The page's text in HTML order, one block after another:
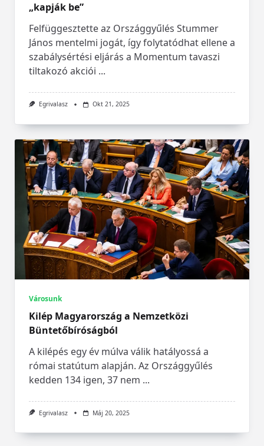
„kapják be”
Felfüggesztette az Országgyűlés Stummer
János mentelmi jogát, így folytatódhat ellene a
szabálysértési eljárás a Momentum tavaszi
tiltakozó akciói ...
Egrivalasz Okt 21, 2025
Városunk
Kilép Magyarország a Nemzetközi
Büntetőbíróságból
A kilépés egy év múlva válik hatályossá a
római statútum alapján. Az Országgyűlés
kedden 134 igen, 37 nem ...
Egrivalasz Máj 20, 2025